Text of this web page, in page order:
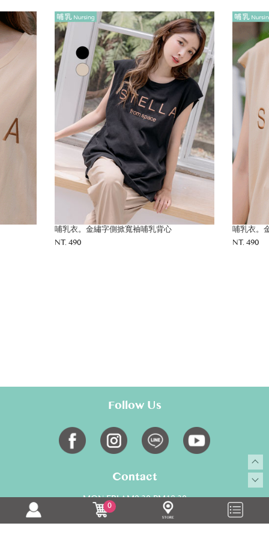
哺乳衣。金繡字側掀寬袖哺乳背心
哺乳衣。金繡字側掀寬
Follow Us
Contact
MON-FRI AM9:30-PM18:30
02-28817700
0